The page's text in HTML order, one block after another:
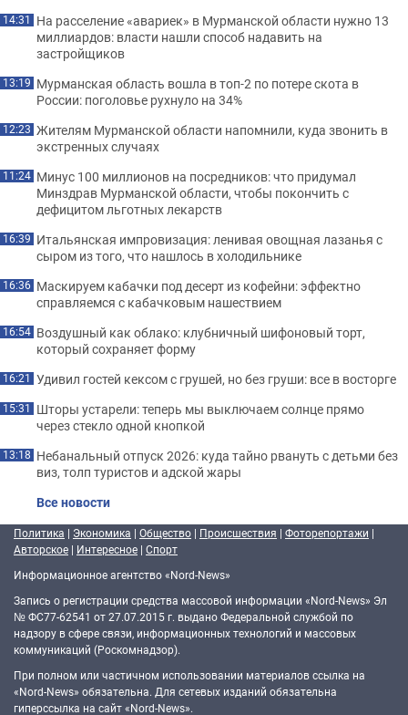
14:31 На расселение «авариек» в Мурманской области нужно 13
миллиардов: власти нашли способ надавить на
застройщиков
13:19 Мурманская область вошла в топ-2 по потере скота в
России: поголовье рухнуло на 34%
12:23 Жителям Мурманской области напомнили, куда звонить в
экстренных случаях
11:24 Минус 100 миллионов на посредников: что придумал
Минздрав Мурманской области, чтобы покончить с
дефицитом льготных лекарств
16:39 Итальянская импровизация: ленивая овощная лазанья с
сыром из того, что нашлось в холодильнике
16:36 Маскируем кабачки под десерт из кофейни: эффектно
справляемся с кабачковым нашествием
16:54 Воздушный как облако: клубничный шифоновый торт,
который сохраняет форму
16:21 Удивил гостей кексом с грушей, но без груши: все в восторге
15:31 Шторы устарели: теперь мы выключаем солнце прямо
через стекло одной кнопкой
13:18 Небанальный отпуск 2026: куда тайно рвануть с детьми без
виз, толп туристов и адской жары
Все новости
Политика | Экономика | Общество | Происшествия | Фоторепортажи |
Авторское | Интересное | Спорт
Информационное агентство «Nord-News»
Запись о регистрации средства массовой информации «Nord-News» Эл
№ ФС77-62541 от 27.07.2015 г. выдано Федеральной службой по
надзору в сфере связи, информационных технологий и массовых
коммуникаций (Роскомнадзор).
При полном или частичном использовании материалов ссылка на
«Nord-News» обязательна. Для сетевых изданий обязательна
гиперссылка на сайт «Nord-News».